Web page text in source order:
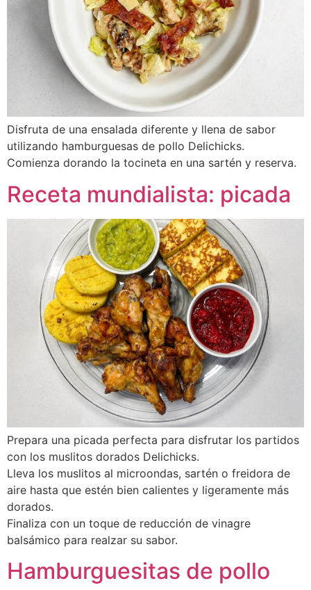
Disfruta de una ensalada diferente y llena de sabor
utilizando hamburguesas de pollo Delichicks.
Comienza dorando la tocineta en una sartén y reserva.
Receta mundialista: picada
Prepara una picada perfecta para disfrutar los partidos
con los muslitos dorados Delichicks.
Lleva los muslitos al microondas, sartén o freidora de
aire hasta que estén bien calientes y ligeramente más
dorados.
Finaliza con un toque de reducción de vinagre
balsámico para realzar su sabor.
Hamburguesitas de pollo